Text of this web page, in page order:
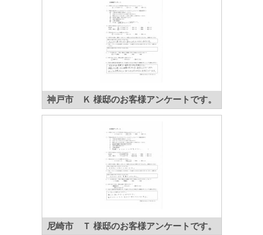
神戸市 Ｋ 様邸のお客様アンケートです。
尼崎市 Ｔ 様邸のお客様アンケートです。